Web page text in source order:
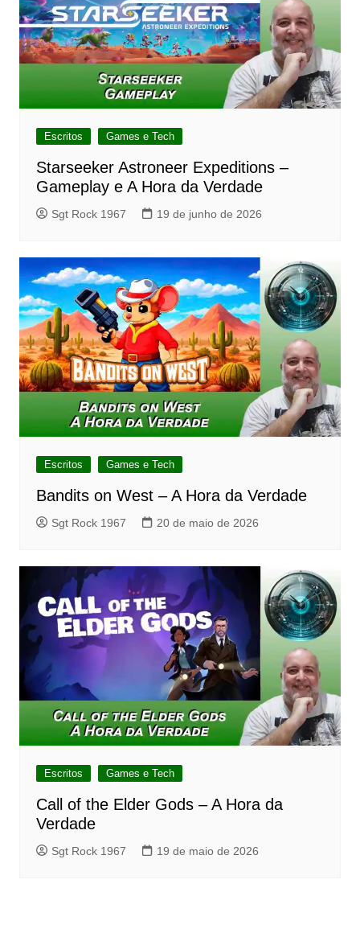
Escritos Games e Tech
Starseeker Astroneer Expeditions –
Gameplay e A Hora da Verdade
Sgt Rock 1967 19 de junho de 2026
Escritos Games e Tech
Bandits on West – A Hora da Verdade
Sgt Rock 1967 20 de maio de 2026
Escritos Games e Tech
Call of the Elder Gods – A Hora da
Verdade
Sgt Rock 1967 19 de maio de 2026